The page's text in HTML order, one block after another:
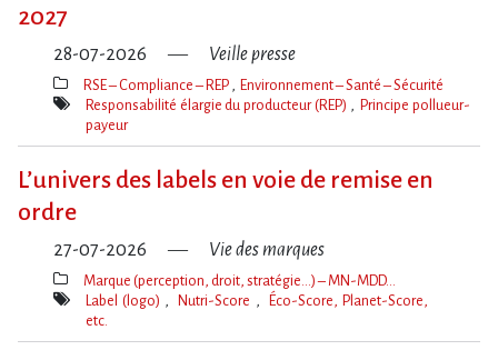
2027
28-07-2026 Veille presse
Thèmes(s)
RSE – Compliance – REP Environnement – Santé – Sécurité
Mot(s)-
Responsabilité élargie du producteur (REP)
Principe pollueur-
payeur
L’univers des labels en voie de remise en
ordre
27-07-2026 Vie des marques
Thèmes(s)
Marque (perception, droit, stratégie…) – MN-MDD…
Mot(s)-
Label (logo) Nutri-Score
Éco-Score, Planet-Score,
etc.